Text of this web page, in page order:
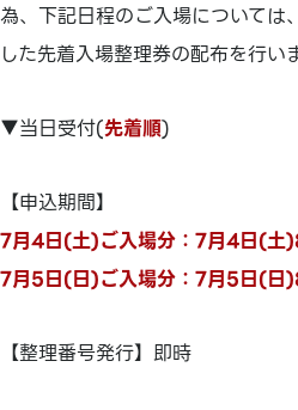
為、下記日程のご入場については
した先着入場整理券の配布を行いま
▼当日受付(先着順)
【申込期間】
7月4日(土)ご入場分：7月4日(
7月5日(日)ご入場分：7月5日(
【整理番号発行】即時